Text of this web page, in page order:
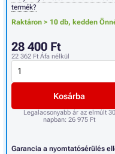
termék?
Raktáron > 10 db, kedden
28 400 Ft
22 362 Ft Áfa nélkül
Kosárba
Legalacsonyabb ár az elmúlt 30
napban: 26 975 Ft
Garancia a nyomtatósérülés